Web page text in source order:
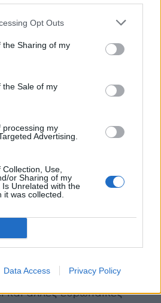
Opt Outs
the Sharing of my
the Sale of my
processing my
Advertising.
Use,
or Sharing of my
Unrelated with the
was collected.
Data Access Privacy Policy
επιλεγμένων
στην αγορά.
πατέντες και για το
της πατέντας. Τι
ποια είναι η θέση της
στο συγκεκριμένο
ξεκάθαρα έχουμε πάρει
του υπάρχοντος
προστασία για 8 χρόνια)
της πατέντας.
καινοτομία, δεν θα
μας. Η κυβέρνηση έχει
το υπάρχον πλαίσιο,
και άλλες ευρωπαϊκές